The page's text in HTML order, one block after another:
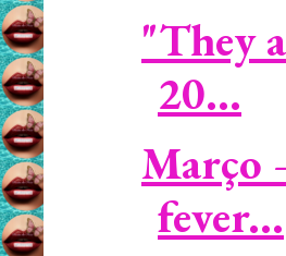
"They
20...
Março
fever...